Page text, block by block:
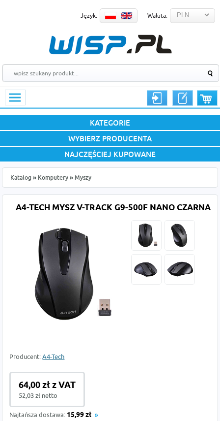
Język: Waluta:
KATEGORIE
WYBIERZ PRODUCENTA
NAJCZĘŚCIEJ KUPOWANE
Katalog » Komputery » Myszy
A4-TECH MYSZ V-TRACK G9-500F NANO CZARNA
Producent:A4-Tech
64,00 zł z VAT
52,03 zł netto
Najtańsza dostawa: 15,99 zł